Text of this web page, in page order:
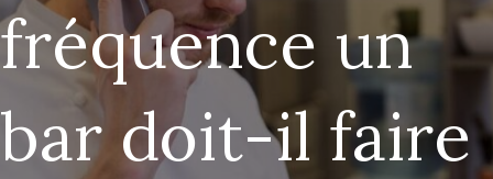
fréquence un
bar doit-il faire